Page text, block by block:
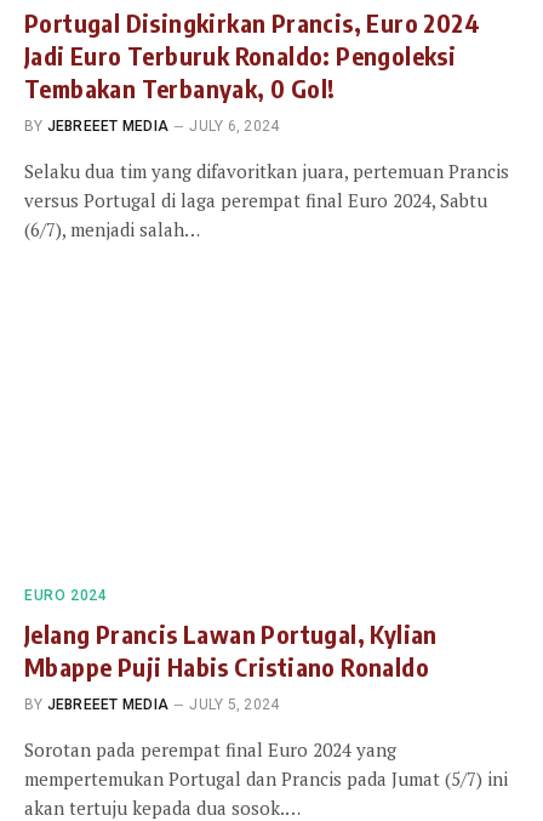
Portugal Disingkirkan Prancis, Euro 2024
Jadi Euro Terburuk Ronaldo: Pengoleksi
Tembakan Terbanyak, 0 Gol!
BY JEBREEET MEDIA JULY 6, 2024
Selaku dua tim yang difavoritkan juara, pertemuan Prancis
versus Portugal di laga perempat final Euro 2024, Sabtu
(6/7), menjadi salah…
EURO 2024
Jelang Prancis Lawan Portugal, Kylian
Mbappe Puji Habis Cristiano Ronaldo
BY JEBREEET MEDIA JULY 5, 2024
Sorotan pada perempat final Euro 2024 yang
mempertemukan Portugal dan Prancis pada Jumat (5/7) ini
akan tertuju kepada dua sosok.…